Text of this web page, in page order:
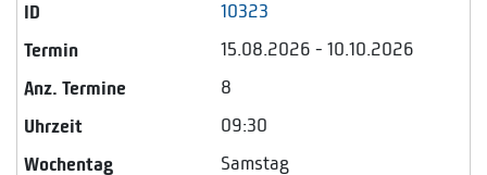
10323
15.08.2026 - 10.10.2026
8
09:30
Samstag